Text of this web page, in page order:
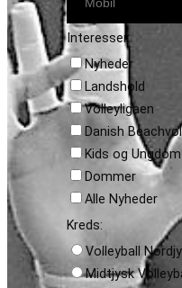
Interesser:
Nyheder
Landshold
Volleyligaen
Danish
Kids og Ungdom
Dommer
Alle Nyheder
Kreds:
Volleyball
Midtjysk